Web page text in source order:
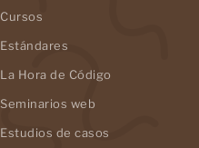
Cursos
Estándares
La Hora de Código
Seminarios web
Estudios de casos